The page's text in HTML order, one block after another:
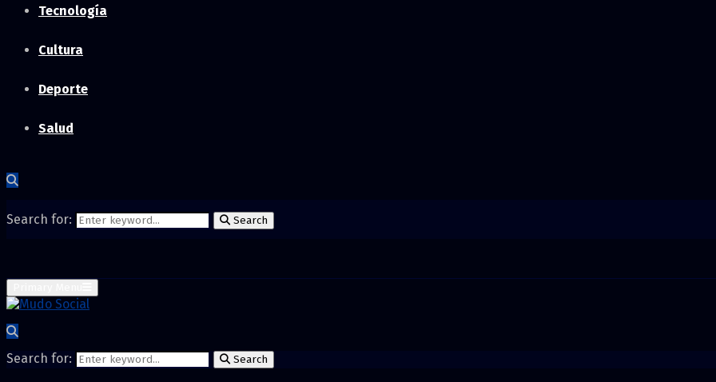
Tecnología
Cultura
Deporte
Salud
Search for: Search
Search for: Search